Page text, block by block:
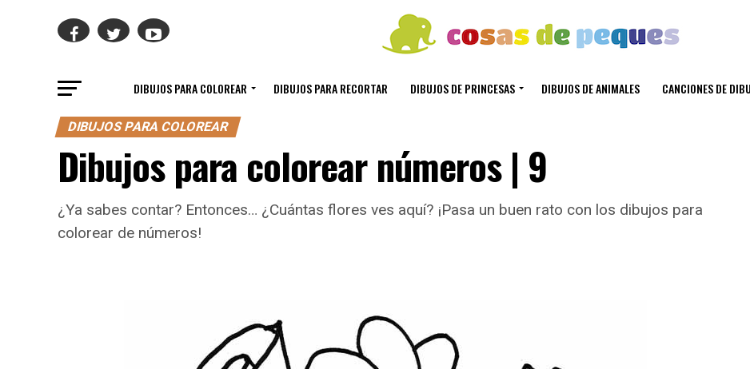
DIBUJOS PARA COLOREAR DIBUJOS PARA RECORTAR DIBUJOS DE PRINCESAS DIBUJOS DE ANIMALES CANCIONES DE
DIBUJOS PARA COLOREAR
Dibujos para colorear números | 9
¿Ya sabes contar? Entonces… ¿Cuántas flores ves aquí? ¡Pasa un buen rato con los dibujos para
colorear de números!